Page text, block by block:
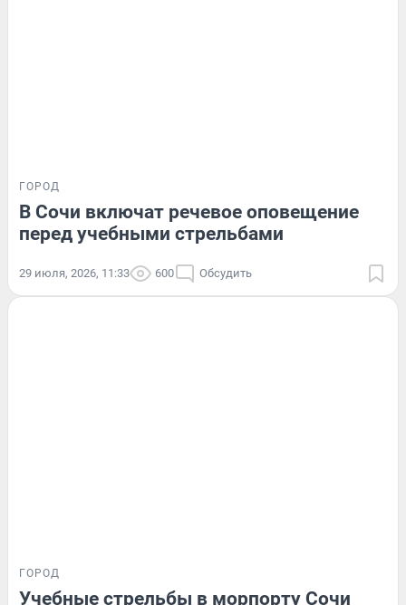
ГОРОД
В Сочи включат речевое оповещение
перед учебными стрельбами
29 июля, 2026, 11:33 600 Обсудить
ГОРОД
Учебные стрельбы в морпорту Сочи